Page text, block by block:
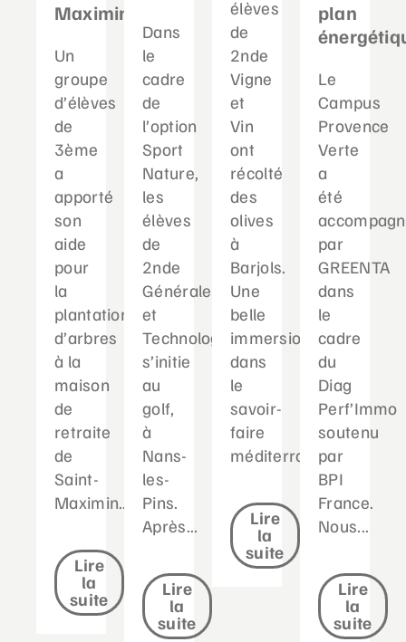
Maximin
Un
groupe
d’élèves
de
3ème
a
apporté
son
aide
pour
la
plantation
d’arbres
à la
maison
de
retraite
de
Saint-
Maximin....
Lire
la
suite
Dans
le
cadre
de
l’option
Sport
Nature,
les
élèves
de
2nde
Générale
et
Technologique
s’initie
au
golf,
à
Nans-
les-
Pins.
Après...
Lire
la
suite
élèves
de
2nde
Vigne
et
Vin
ont
récolté
des
olives
à
Barjols.
Une
belle
immersion
dans
le
savoir-
faire
méditerranéen...
Lire
la
suite
plan
Le
Campus
Provence
Verte
a
été
par
GREENTA
dans
le
cadre
du
Diag
Perf’Immo
soutenu
par
BPI
France.
Nous...
Lire
la
suite